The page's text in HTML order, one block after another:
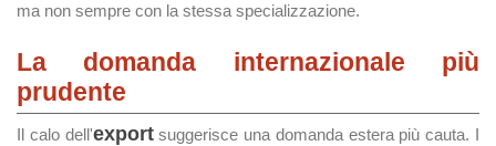
ma non sempre con la stessa specializzazione.
La domanda internazionale più
prudente
Il calo dell'exportsuggerisce una domanda estera più cauta. I